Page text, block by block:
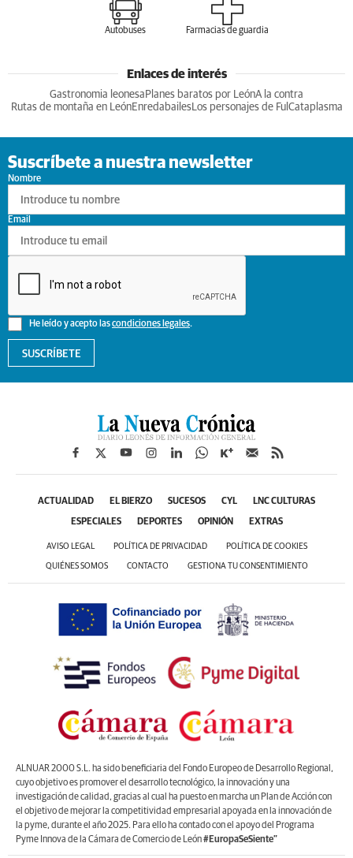
Autobuses Farmacias de guardia
Enlaces de interés
Gastronomia leonesa Planes baratos por LeónA la contra
Rutas de montaña en LeónEnredabailesLos personajes de Ful Cataplasma
Suscríbete a nuestra newsletter
Nombre
He leído y acepto lascondiciones legales.
Email
SUSCRÍBETE
ACTUALIDAD EL BIERZO SUCESOS CYL LNC CULTURAS
ESPECIALES DEPORTES OPINIÓN EXTRAS
AVISO LEGAL POLÍTICA DE PRIVACIDAD POLÍTICA DE COOKIES
QUIÉNES SOMOS CONTACTO GESTIONA TU CONSENTIMIENTO
ALNUAR 2000 S.L. ha sido beneficiaria del Fondo Europeo de Desarrollo Regional,
cuyo objetivo es promover el desarrollo tecnológico, la innovación y una
investigación de calidad, gracias al cual ha puesto en marcha un Plan de Acción con
el objetivo de mejorar la competitividad empresarial apoyada en la innovación de
la pyme, durante el año 2025. Para ello ha contado con el apoyo del Programa
Pyme Innova de la Cámara de Comercio de León#EuropaSeSiente”